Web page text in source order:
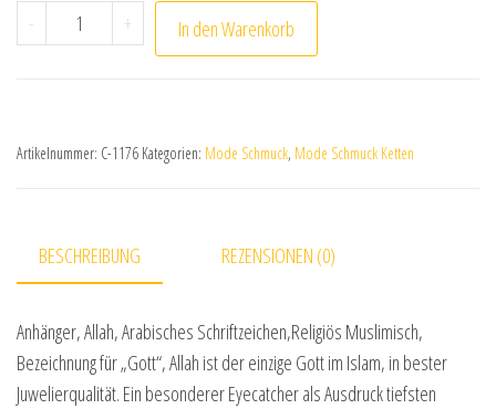
- Anhänger Allah mit Kette und Zirkoniasteinen Menge
+ In den Warenkorb
Artikelnummer: C-1176 Kategorien: Mode Schmuck, Mode Schmuck Ketten
BESCHREIBUNG REZENSIONEN (0)
Anhänger, Allah, Arabisches Schriftzeichen,Religiös Muslimisch,
Bezeichnung für „Gott“, Allah ist der einzige Gott im Islam, in bester
Juwelierqualität. Ein besonderer Eyecatcher als Ausdruck tiefsten